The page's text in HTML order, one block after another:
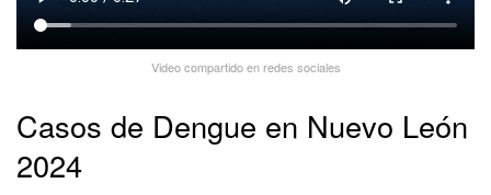
Video compartido en redes sociales
Casos de Dengue en Nuevo León
2024